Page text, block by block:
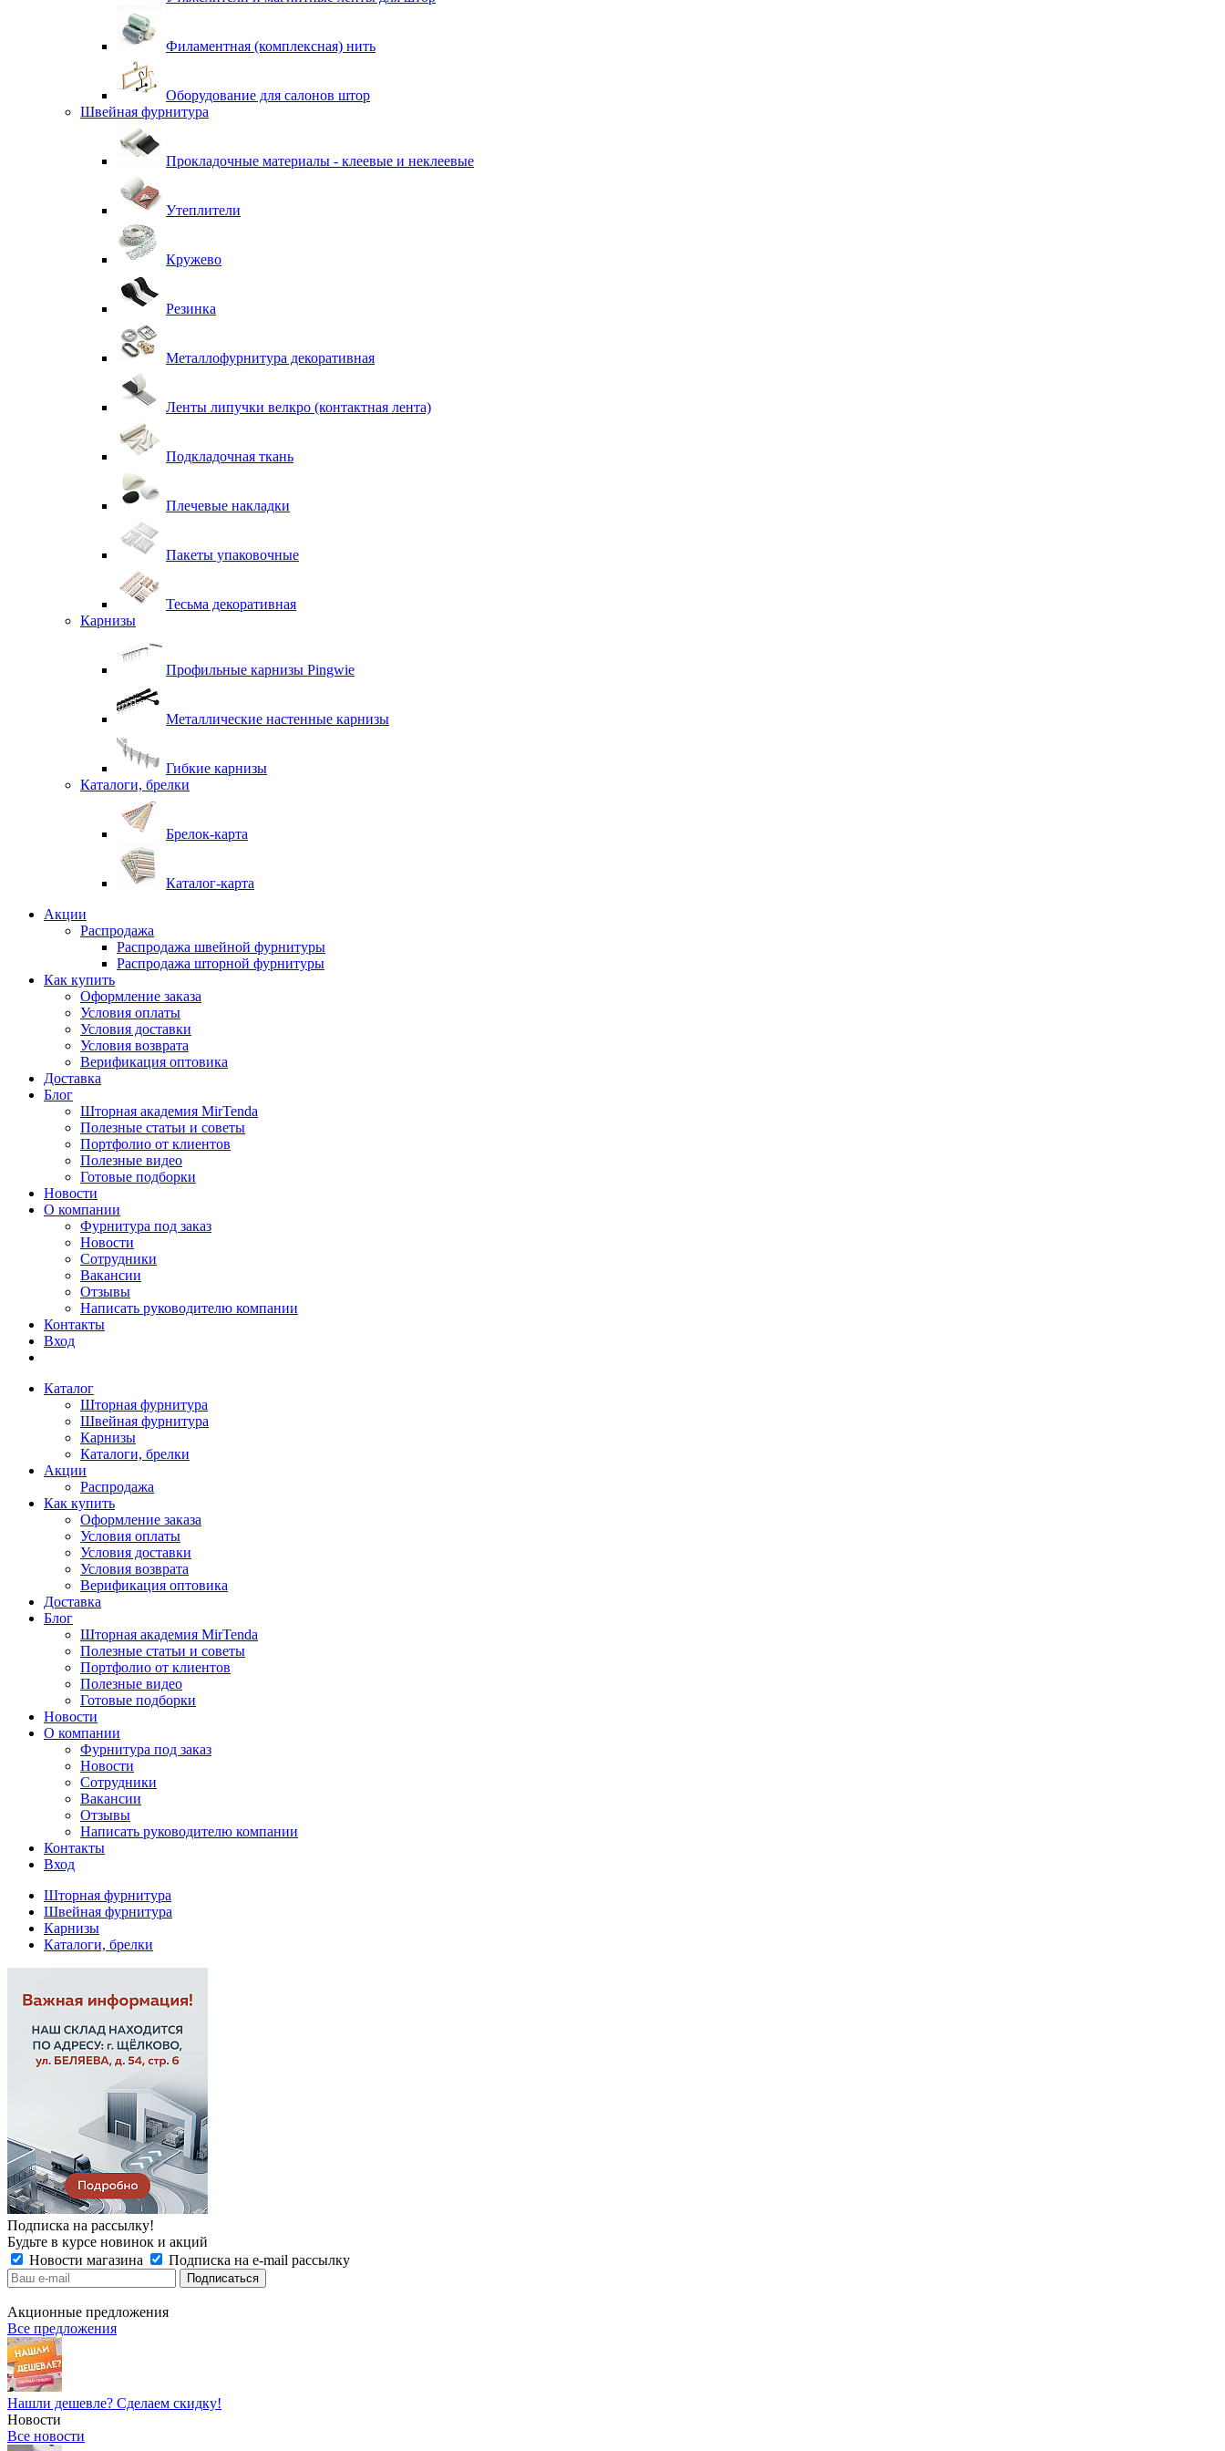
Филаментная (комплексная) нить
Оборудование для салонов штор
Швейная фурнитура
Прокладочные материалы - клеевые и неклеевые
Утеплители
Кружево
Резинка
Металлофурнитура декоративная
Ленты липучки велкро (контактная лента)
Подкладочная ткань
Плечевые накладки
Пакеты упаковочные
Тесьма декоративная
Карнизы
Профильные карнизы Pingwie
Металлические настенные карнизы
Гибкие карнизы
Каталоги, брелки
Брелок-карта
Каталог-карта
Акции
Распродажа
Распродажа швейной фурнитуры
Распродажа шторной фурнитуры
Как купить
Оформление заказа
Условия оплаты
Условия доставки
Условия возврата
Верификация оптовика
Доставка
Блог
Шторная академия MirTenda
Полезные статьи и советы
Портфолио от клиентов
Полезные видео
Готовые подборки
Новости
О компании
Фурнитура под заказ
Новости
Сотрудники
Вакансии
Отзывы
Написать руководителю компании
Контакты
Вход
Каталог
Шторная фурнитура
Швейная фурнитура
Карнизы
Каталоги, брелки
Акции
Распродажа
Как купить
Оформление заказа
Условия оплаты
Условия доставки
Условия возврата
Верификация оптовика
Доставка
Блог
Шторная академия MirTenda
Полезные статьи и советы
Портфолио от клиентов
Полезные видео
Готовые подборки
Новости
О компании
Фурнитура под заказ
Новости
Сотрудники
Вакансии
Отзывы
Написать руководителю компании
Контакты
Вход
Шторная фурнитура
Швейная фурнитура
Карнизы
Каталоги, брелки
Подписка на рассылку!
Будьте в курсе новинок и акций
Новости магазина
Подписка на e-mail рассылку
Акционные предложения
Все предложения
Нашли дешевле? Сделаем скидку!
Новости
Все новости